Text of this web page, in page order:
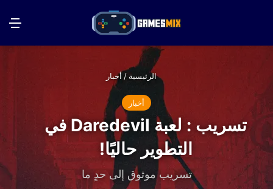
الرئيسية / أخبار
أخبار
تسريب : لعبة Daredevil في
التطوير حاليًا!
تسريب موثوق إلى حدٍ ما